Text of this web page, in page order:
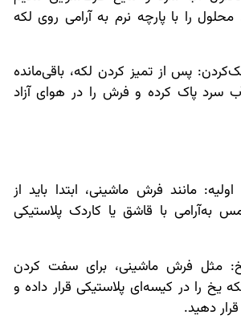
محلول را با پارچه نرم به آرامی روی لکه
پس از تمیز کردن لکه، باقی‌مانده
سرد پاک کرده و فرش را در هوای آزاد
مانند فرش ماشینی، ابتدا باید از
به‌آرامی با قاشق یا کاردک پلاستیکی
مثل فرش ماشینی، برای سفت کردن
یخ را در کیسه‌ای پلاستیکی قرار داده و
دهید.